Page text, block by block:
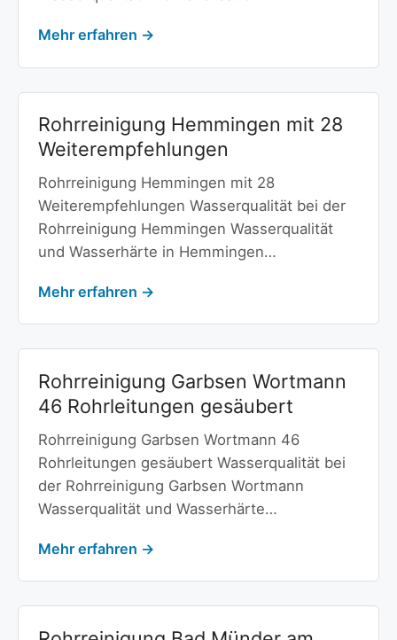
Mehr erfahren →
Rohrreinigung Hemmingen mit 28
Weiterempfehlungen
Rohrreinigung Hemmingen mit 28
Weiterempfehlungen Wasserqualität bei der
Rohrreinigung Hemmingen Wasserqualität
und Wasserhärte in Hemmingen…
Mehr erfahren →
Rohrreinigung Garbsen Wortmann
46 Rohrleitungen gesäubert
Rohrreinigung Garbsen Wortmann 46
Rohrleitungen gesäubert Wasserqualität bei
der Rohrreinigung Garbsen Wortmann
Wasserqualität und Wasserhärte…
Mehr erfahren →